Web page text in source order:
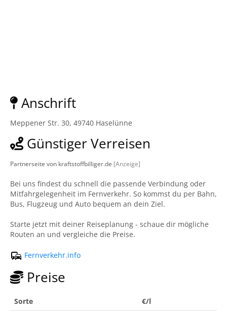
Anschrift
Meppener Str. 30, 49740 Haselünne
Günstiger Verreisen
Partnerseite von kraftstoffbilliger.de [Anzeige]
Bei uns findest du schnell die passende Verbindung oder
Mitfahrgelegenheit im Fernverkehr. So kommst du per Bahn,
Bus, Flugzeug und Auto bequem an dein Ziel.
Starte jetzt mit deiner Reiseplanung - schaue dir mögliche
Routen an und vergleiche die Preise.
Fernverkehr.info
Preise
Sorte
€/l